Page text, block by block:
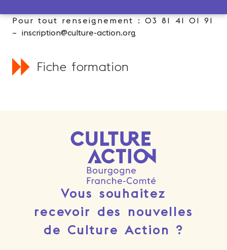
Pour tout renseignement : 03 81 41 01 91
–inscription@culture-action.org
Fiche formation
Vous souhaitez
recevoir des nouvelles
de Culture Action ?